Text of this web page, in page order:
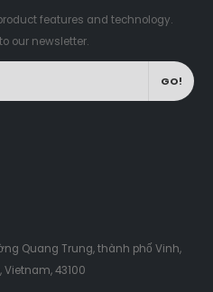
features and technology.
our newsletter.
Quang Trung, thành phố Vinh,
Vietnam, 43100